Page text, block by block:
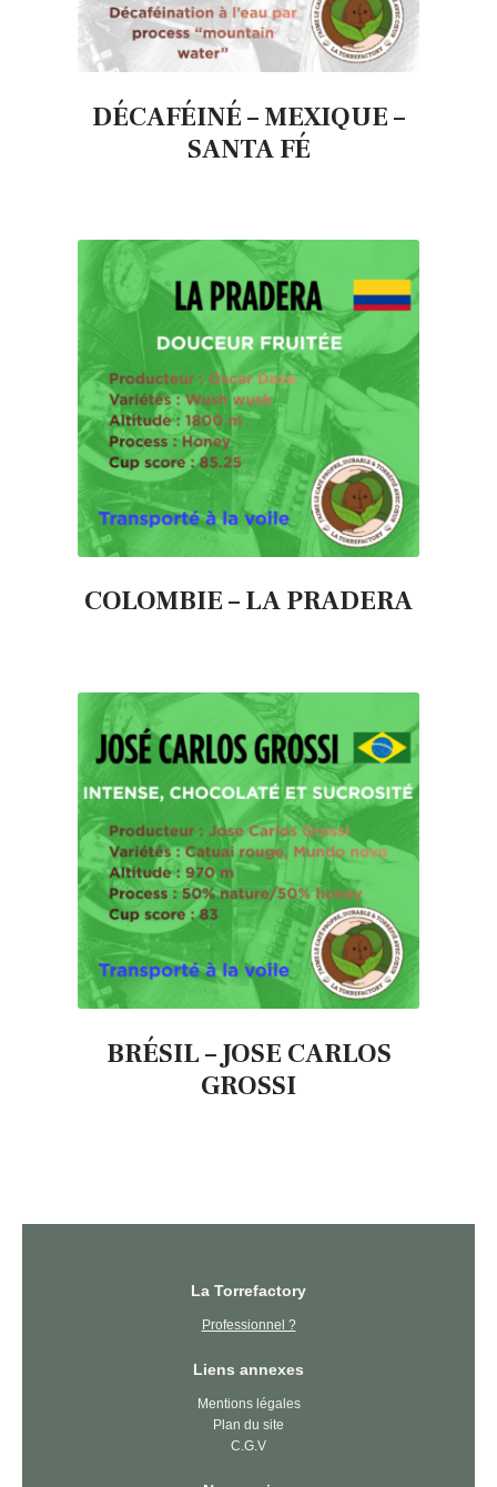
DÉCAFÉINÉ – MEXIQUE –
SANTA FÉ
COLOMBIE – LA PRADERA
BRÉSIL – JOSE CARLOS
GROSSI
La Torrefactory
Professionnel ?
Liens annexes
Mentions légales
Plan du site
C.G.V